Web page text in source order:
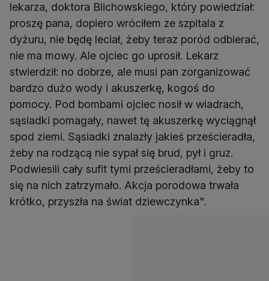
lekarza, doktora Blichowskiego, który powiedział:
proszę pana, dopiero wróciłem ze szpitala z
dyżuru, nie będę leciał, żeby teraz poród odbierać,
nie ma mowy. Ale ojciec go uprosił. Lekarz
stwierdził: no dobrze, ale musi pan zorganizować
bardzo dużo wody i akuszerkę, kogoś do
pomocy. Pod bombami ojciec nosił w wiadrach,
sąsiadki pomagały, nawet tę akuszerkę wyciągnął
spod ziemi. Sąsiadki znalazły jakieś prześcieradła,
żeby na rodzącą nie sypał się brud, pył i gruz.
Podwiesili cały sufit tymi prześcieradłami, żeby to
się na nich zatrzymało. Akcja porodowa trwała
krótko, przyszła na świat dziewczynka".